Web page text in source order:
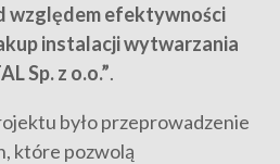
względem efektywności
instalacji wytwarzania
Sp. z o.o.”.
było przeprowadzenie
które pozwolą